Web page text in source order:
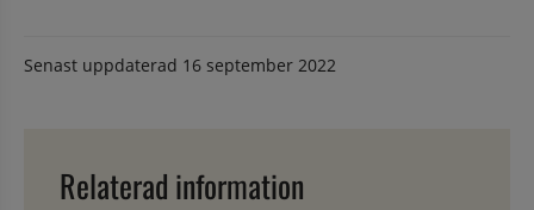
Senast uppdaterad 16 september 2022
Relaterad information